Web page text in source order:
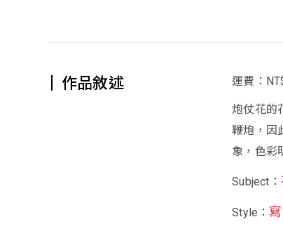
作品敘述 運費：
炮仗花的
鞭炮，因
象，色彩
Subject：
Style：